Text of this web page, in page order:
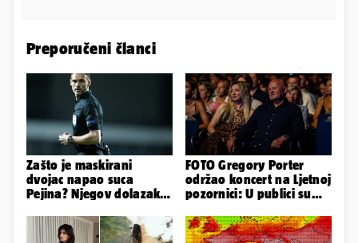
Preporučeni članci
Zašto je maskirani
dvojac napao suca
Pejina? Njegov dolazak u
čuđenje
FOTO Gregory Porter
održao koncert na Ljetnoj
pozornici: U publici su